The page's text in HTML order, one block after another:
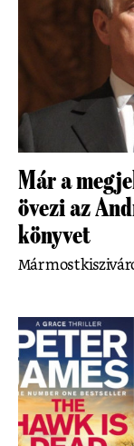
Már a
övezi az
könyvet
Már most